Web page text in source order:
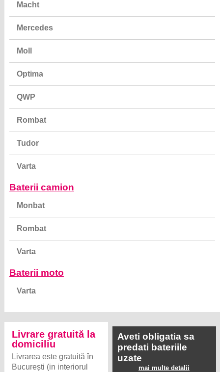
Macht
Mercedes
Moll
Optima
QWP
Rombat
Tudor
Varta
Baterii camion
Monbat
Rombat
Varta
Baterii moto
Varta
Livrare gratuită la
domiciliu
Livrarea este gratuită în
București (in interiorul
Aveti obligatia sa
predati bateriile
uzate
mai multe detalii